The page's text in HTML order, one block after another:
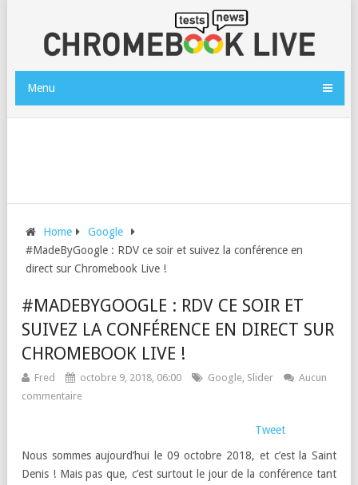
Menu
Home
Google
#MadeByGoogle : RDV ce soir et suivez la conférence en
direct sur Chromebook Live !
#MADEBYGOOGLE : RDV CE SOIR ET
SUIVEZ LA CONFÉRENCE EN DIRECT SUR
CHROMEBOOK LIVE !
Fred octobre 9, 2018, 06:00 Google, Slider
Aucun
commentaire
Tweet
Nous sommes aujourd’hui le 09 octobre 2018, et c’est la Saint
Denis ! Mais pas que, c’est surtout le jour de la conférence tant